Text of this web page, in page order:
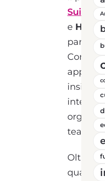
Suite
).
e
parte
team.
Oltre
qualità